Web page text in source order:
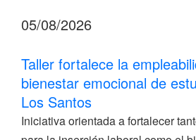
05/08/2026
Taller fortalece la
bienestar emocional de
Los Santos
Iniciativa orientada a fortalecer